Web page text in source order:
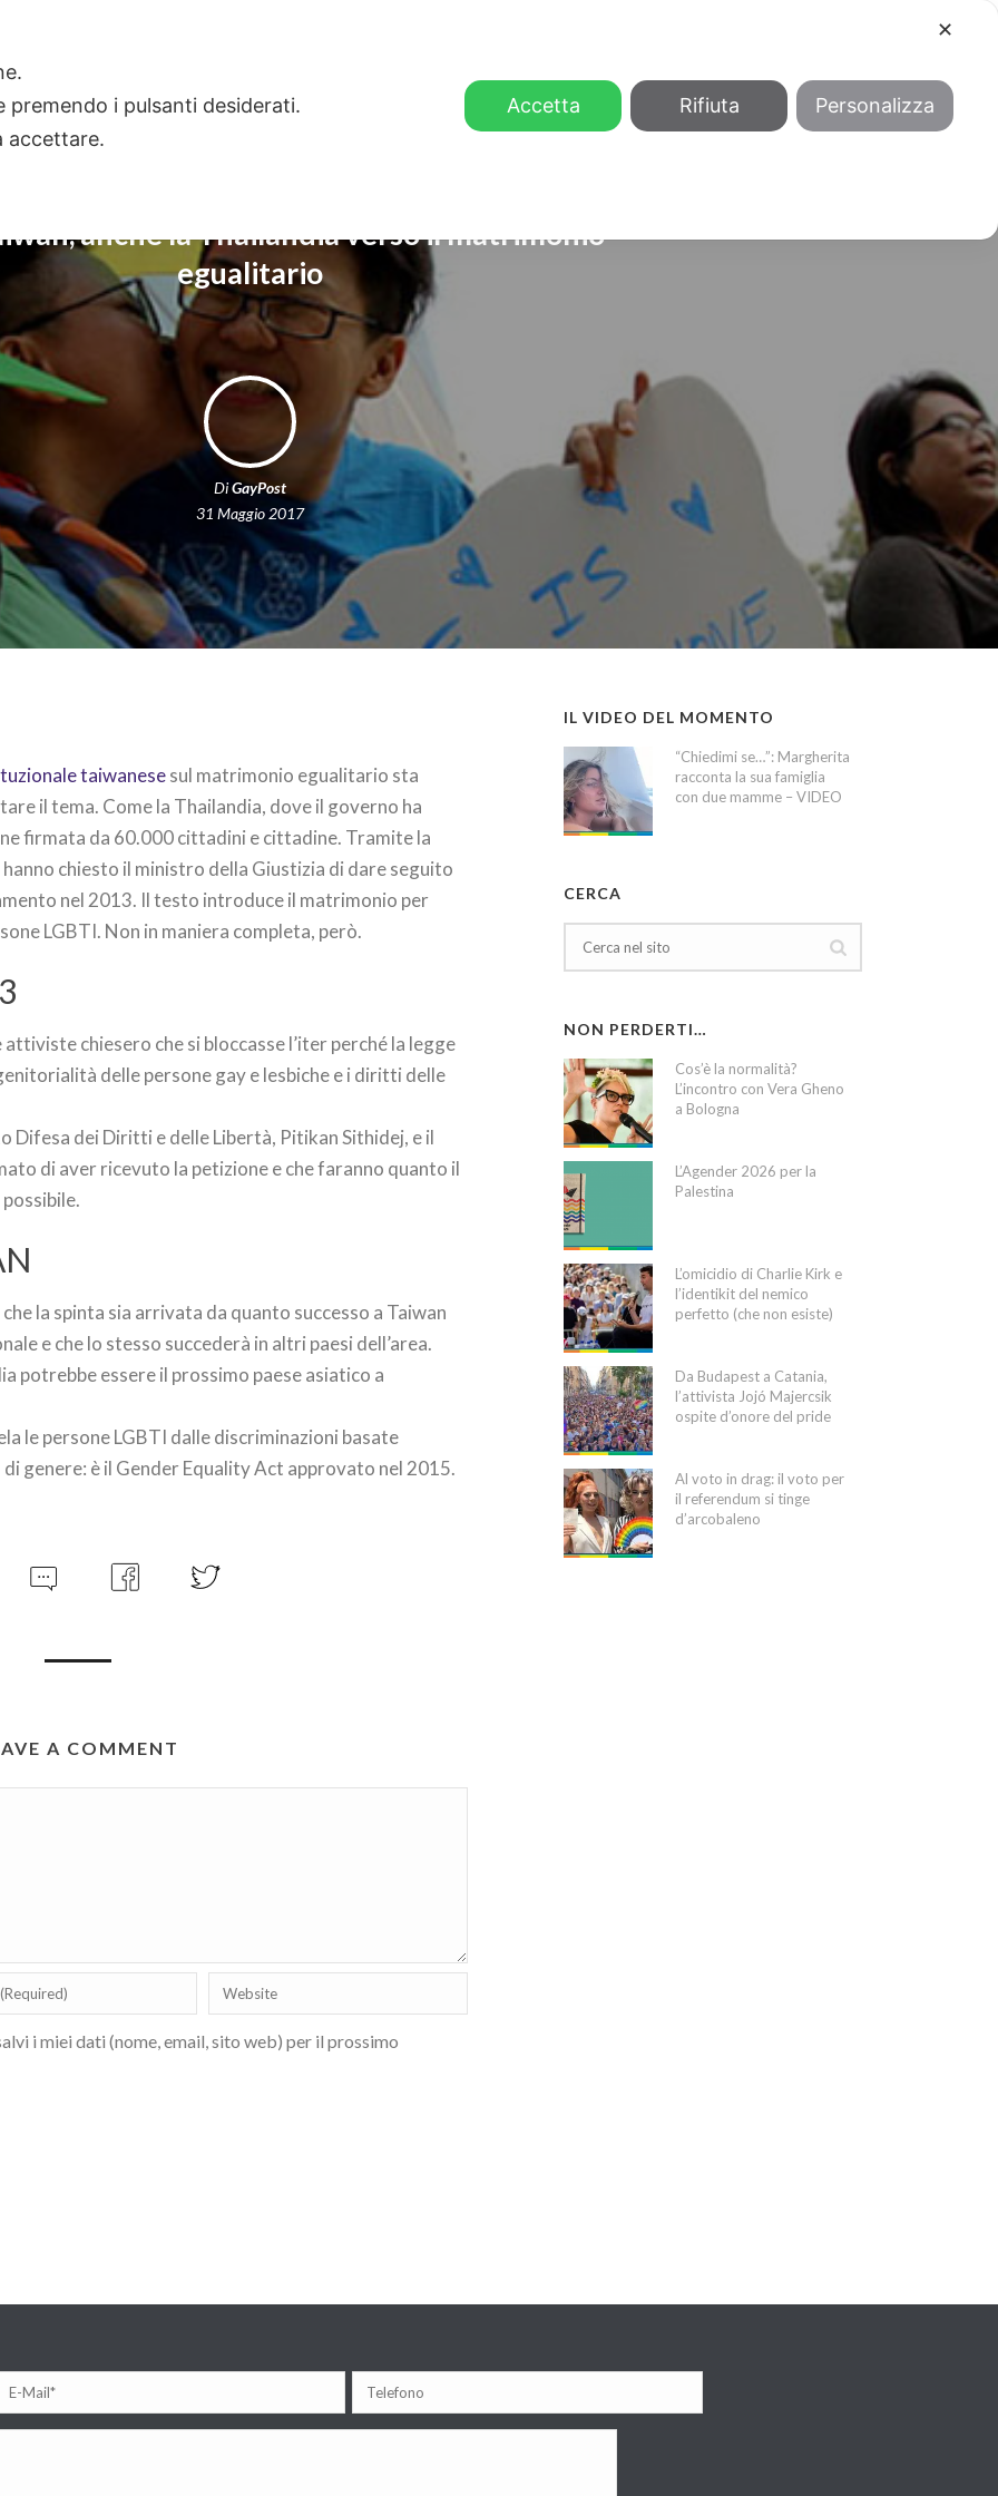
anche la Thailandia verso il matrimonio
egualitario
DiGayPost
31 Maggio 2017
taiwanesesul matrimonio egualitario sta
il tema. Come la Thailandia, dove il governo ha
firmata da 60.000 cittadini e cittadine. Tramite la
chiesto il ministro della Giustizia di dare seguito
nel 2013. Il testo introduce il matrimonio per
LGBTI. Non in maniera completa, però.
chiesero che si bloccasse l’iter perché la legge
delle persone gay e lesbiche e i diritti delle
dei Diritti e delle Libertà, Pitikan Sithidej, e il
di aver ricevuto la petizione e che faranno quanto il
la spinta sia arrivata da quanto successo a Taiwan
e che lo stesso succederà in altri paesi dell’area.
potrebbe essere il prossimo paese asiatico a
le persone LGBTI dalle discriminazioni basate
genere: è il Gender Equality Act approvato nel 2015.
A COMMENT
i miei dati (nome, email, sito web) per il prossimo
IL VIDEO DEL MOMENTO
“Chiedimi se…”: Margherita
racconta la sua famiglia
con due mamme – VIDEO
CERCA
NON PERDERTI…
Cos’è la normalità?
L’incontro con Vera Gheno
a Bologna
L’Agender 2026 per la
Palestina
L’omicidio di Charlie Kirk e
l’identikit del nemico
perfetto (che non esiste)
Da Budapest a Catania,
l’attivista Jojó Majercsik
ospite d’onore del pride
Al voto in drag: il voto per
il referendum si tinge
d’arcobaleno
✕
i pulsanti desiderati.
accettare.
Accetta Rifiuta Personalizza